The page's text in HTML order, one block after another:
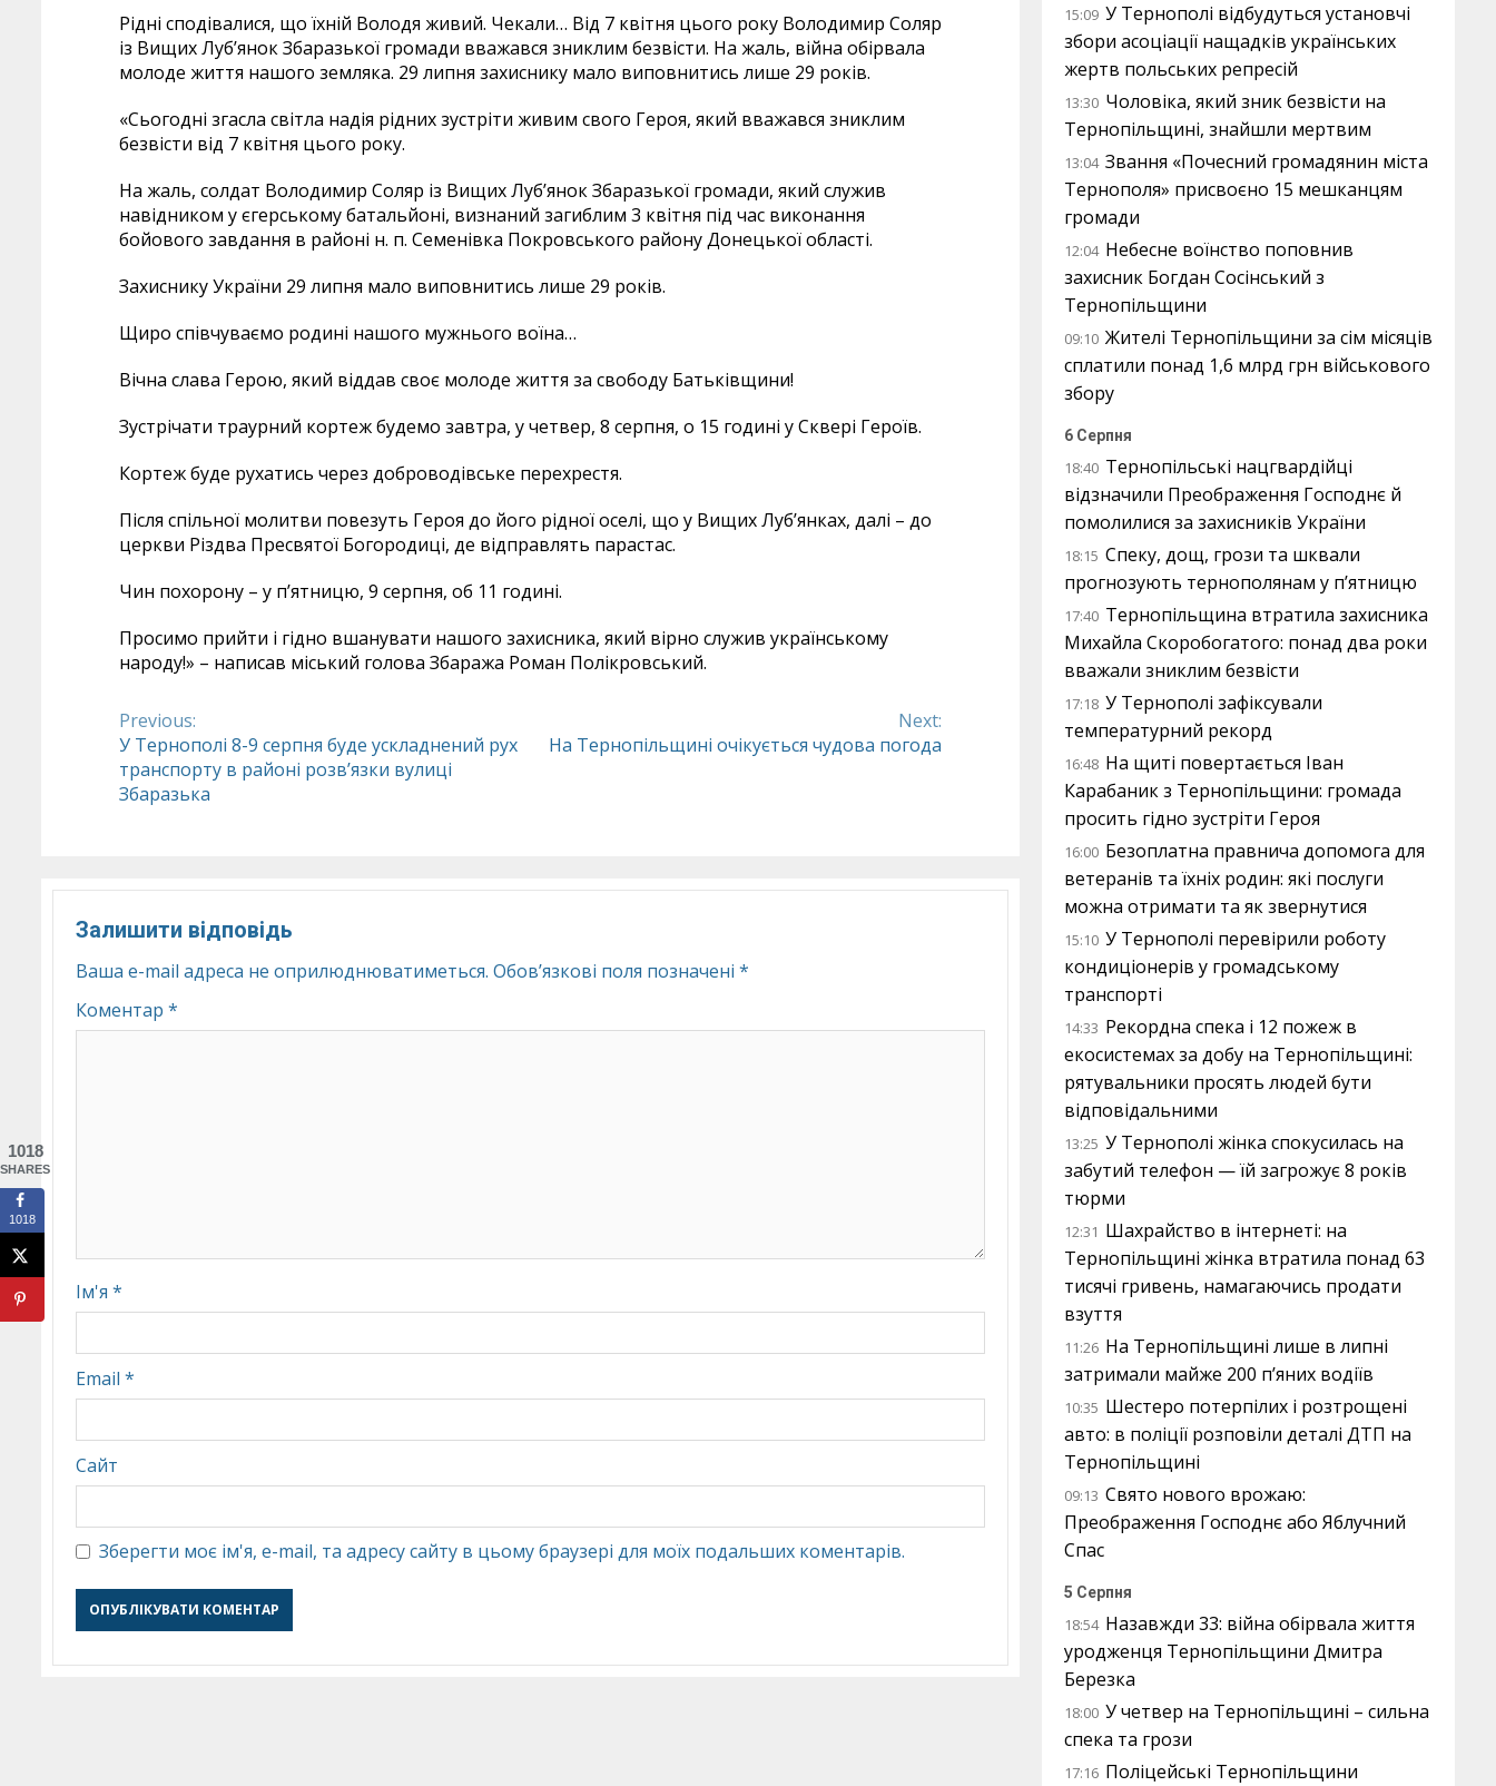
Рідні сподівалися, що їхній Володя живий. Чекали… Від 7 квітня цього року Володимир Соляр
із Вищих Луб’янок Збаразької громади вважався зниклим безвісти. На жаль, війна обірвала
молоде життя нашого земляка. 29 липня захиснику мало виповнитись лише 29 років.
«Сьогодні згасла світла надія рідних зустріти живим свого Героя, який вважався зниклим
безвісти від 7 квітня цього року.
На жаль, солдат Володимир Соляр із Вищих Луб’янок Збаразької громади, який служив
навідником у єгерському батальйоні, визнаний загиблим 3 квітня під час виконання
бойового завдання в районі н. п. Семенівка Покровського району Донецької області.
Захиснику України 29 липня мало виповнитись лише 29 років.
Щиро співчуваємо родині нашого мужнього воїна…
Вічна слава Герою, який віддав своє молоде життя за свободу Батьківщини!
Зустрічати траурний кортеж будемо завтра, у четвер, 8 серпня, о 15 годині у Сквері Героїв.
Кортеж буде рухатись через доброводівське перехрестя.
Після спільної молитви повезуть Героя до його рідної оселі, що у Вищих Луб’янках, далі – до
церкви Різдва Пресвятої Богородиці, де відправлять парастас.
Чин похорону – у п’ятницю, 9 серпня, об 11 годині.
Просимо прийти і гідно вшанувати нашого захисника, який вірно служив українському
народу!» – написав міський голова Збаража Роман Полікровський.
Continue
Reading
Previous:
У Тернополі 8-9 серпня буде ускладнений рух
транспорту в районі розвʼязки вулиці
Збаразька
Next:
На Тернопільщині очікується чудова погода
Залишити відповідь
Ваша e-mail адреса не оприлюднюватиметься. Обов’язкові поля позначені *
Коментар *
Ім'я *
Email *
Сайт
Зберегти моє ім'я, e-mail, та адресу сайту в цьому браузері для моїх подальших коментарів.
15:09 У Тернополі відбудуться установчі
збори асоціації нащадків українських
жертв польських репресій
13:30 Чоловіка, який зник безвісти на
Тернопільщині, знайшли мертвим
13:04 Звання «Почесний громадянин міста
Тернополя» присвоєно 15 мешканцям
громади
12:04 Небесне воїнство поповнив
захисник Богдан Сосінський з
Тернопільщини
09:10 Жителі Тернопільщини за сім місяців
сплатили понад 1,6 млрд грн військового
збору
6 Серпня
18:40 Тернопільські нацгвардійці
відзначили Преображення Господнє й
помолилися за захисників України
18:15 Спеку, дощ, грози та шквали
прогнозують тернополянам у п’ятницю
17:40 Тернопільщина втратила захисника
Михайла Скоробогатого: понад два роки
вважали зниклим безвісти
17:18 У Тернополі зафіксували
температурний рекорд
16:48 На щиті повертається Іван
Карабаник з Тернопільщини: громада
просить гідно зустріти Героя
16:00 Безоплатна правнича допомога для
ветеранів та їхніх родин: які послуги
можна отримати та як звернутися
15:10 У Тернополі перевірили роботу
кондиціонерів у громадському
транспорті
14:33 Рекордна спека і 12 пожеж в
екосистемах за добу на Тернопільщині:
рятувальники просять людей бути
відповідальними
13:25 У Тернополі жінка спокусилась на
забутий телефон — їй загрожує 8 років
тюрми
12:31 Шахрайство в інтернеті: на
Тернопільщині жінка втратила понад 63
тисячі гривень, намагаючись продати
взуття
11:26 На Тернопільщині лише в липні
затримали майже 200 п’яних водіїв
10:35 Шестеро потерпілих і розтрощені
авто: в поліції розповіли деталі ДТП на
Тернопільщині
09:13 Свято нового врожаю:
Преображення Господнє або Яблучний
Спас
5 Серпня
18:54 Назавжди 33: війна обірвала життя
уродженця Тернопільщини Дмитра
Березка
18:00 У четвер на Тернопільщині – сильна
спека та грози
17:16 Поліцейські Тернопільщини
1018
SHARES
1018